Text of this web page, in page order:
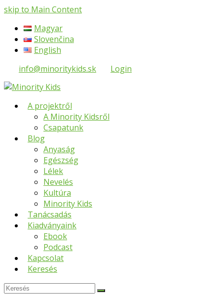
skip to Main Content
Magyar
Slovenčina
English
info@minoritykids.sk
Login
A projektről
A Minority Kidsről
Csapatunk
Blog
Anyaság
Egészség
Lélek
Nevelés
Kultúra
Minority Kids
Tanácsadás
Kiadványaink
Ebook
Podcast
Kapcsolat
Keresés
Keresés
Submit